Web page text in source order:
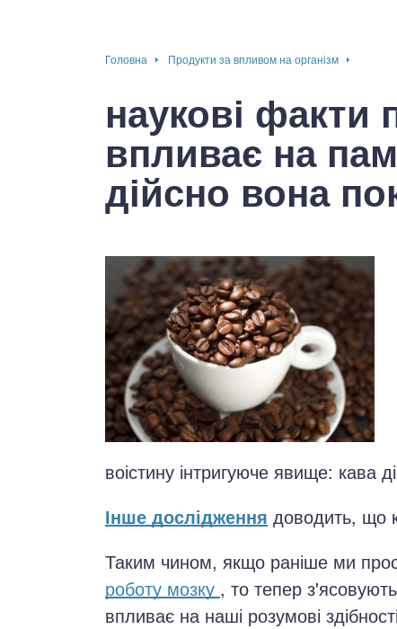
Головна Продукти за впливом на організм
наукові факти
впливає на
дійсно вона
воістину інтригуюче явище: кава
Інше дослідження доводить, що
Таким чином, якщо раніше ми
роботу мозку , то тепер
впливає на наші розумові
суглоби, м'язи